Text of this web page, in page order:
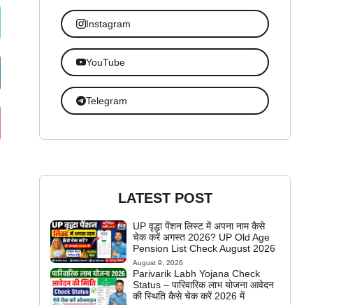
Instagram
YouTube
Telegram
LATEST POST
UP वृद्धा पेंशन लिस्ट में अपना नाम कैसे
चेक करें अगस्त 2026? UP Old Age
Pension List Check August 2026
August 9, 2026
Parivarik Labh Yojana Check
Status – पारिवारिक लाभ योजना आवेदन
की स्थिति कैसे चेक करें 2026 में